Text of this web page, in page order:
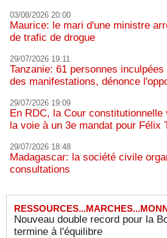
03/08/2026 20:00
Maurice: le mari d'une ministre
de trafic de drogue
29/07/2026 19:11
Tanzanie: 61 personnes
des manifestations, dénonce
29/07/2026 19:09
En RDC, la Cour
la voie à un 3e mandat pour Félix
29/07/2026 18:48
Madagascar: la société civile
consultations
Nouveau double record pour la
termine à l'équilibre